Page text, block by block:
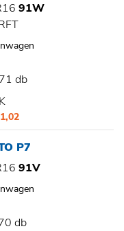
91W
71 db
P7
91V
db